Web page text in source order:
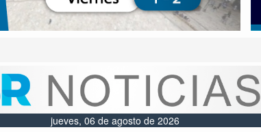
jueves, 06 de agosto de 2026